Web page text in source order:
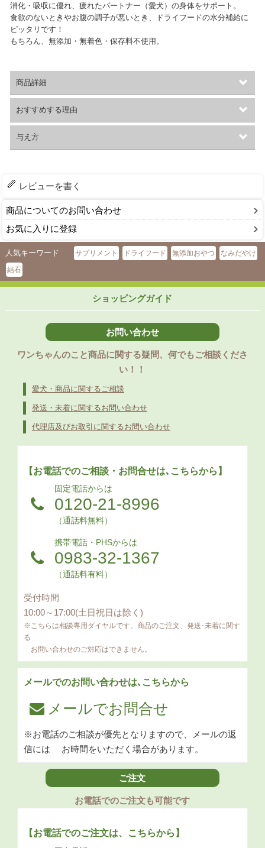
消化・吸収に優れ、疲れたパートナー（愛犬）の身体をサポート。
食欲のないときやお腹の調子が悪いとき、ドライフードの水分補給に
ピッタリです！
もちろん、無添加・無着色・保存料不使用。
商品詳細
おすすめする理由
与え方
レビューを書く
商品についてのお問い合わせ
お気に入りに登録
人気キーワード サプリメント ドライフード 無添加おやつ
なみだやけ
結石
ショッピングガイド
お問い合わせ
ワンちゃんのこと商品に関する疑問、何でもご相談くださ
い！！
愛犬・商品に関するご相談
発送・未着に関するお問い合わせ
代理店及びお取引に関するお問い合わせ
【お電話でのご相談・お問合せは､こちらから】
固定電話からは
0120-21-8996
（通話料無料）
携帯電話・PHSからは
0983-32-1367
（通話料有料）
受付時間
10:00～17:00(土日祝日は除く)
※こちらは相談専用ダイヤルです。商品のご注文、発送･未着に関す
る
お問い合わせのご対応はできません。
メールでのお問い合わせは､こちらから
メールでお問合せ
※お電話のご相談が優先となりますので、メールの返
信には お時間をいただく場合があります。
ご注文
お電話でのご注文も可能です
【お電話でのご注文は、こちらから】